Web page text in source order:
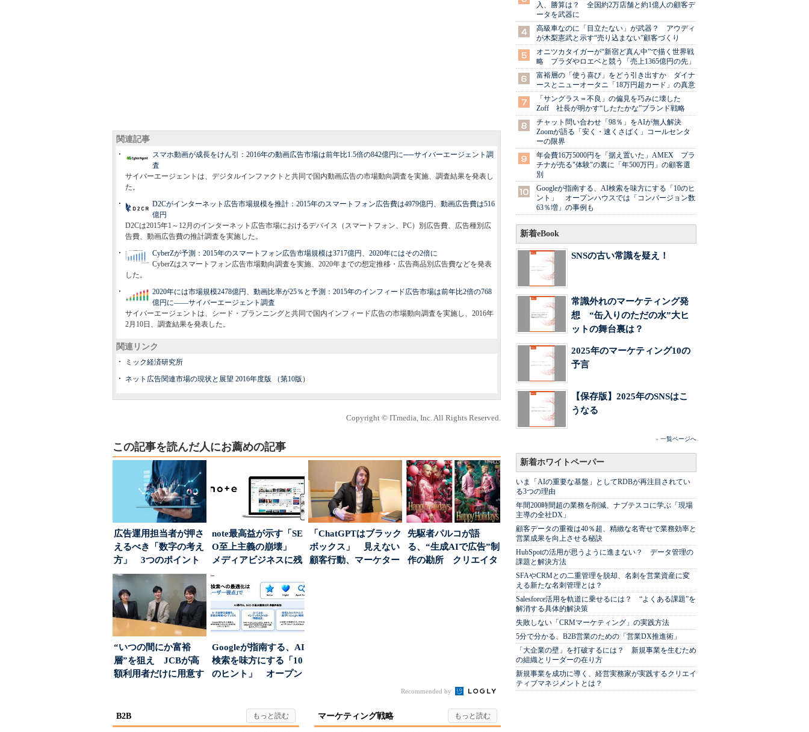
関連記事
スマホ動画が成長をけん引：2016年の動画広告市場は前年比1.5倍の842億円に──サイバーエージェント調
査
サイバーエージェントは、デジタルインファクトと共同で国内動画広告の市場動向調査を実施、調査結果を発表し
た。
D2Cがインターネット広告市場規模を推計：2015年のスマートフォン広告費は4979億円、動画広告費は516
億円
D2Cは2015年1～12月のインターネット広告市場におけるデバイス（スマートフォン、PC）別広告費、広告種別広
告費、動画広告費の推計調査を実施した。
CyberZが予測：2015年のスマートフォン広告市場規模は3717億円、2020年にはその2倍に
CyberZはスマートフォン広告市場動向調査を実施、2020年までの想定推移・広告商品別広告費などを発表
した。
2020年には市場規模2478億円、動画比率が25％と予測：2015年のインフィード広告市場は前年比2倍の768
億円に――サイバーエージェント調査
サイバーエージェントは、シード・プランニングと共同で国内インフィード広告の市場動向調査を実施し、2016年
2月10日、調査結果を発表した。
関連リンク
ミック経済研究所
ネット広告関連市場の現状と展望 2016年度版 （第10版）
Copyright © ITmedia, Inc. All Rights Reserved.
この記事を読んだ人にお薦めの記事
広告運用担当者が押さ
えるべき「数字の考え
方」 3つのポイント
とは
note最高益が示す「SE
O至上主義の崩壊」
メディアビジネスに残
された“勝ち筋...
「ChatGPTはブラック
ボックス」 見えない
顧客行動、マーケター
先駆者パルコが語
る、“生成AIで広告”制
作の勘所 クリエイタ
“いつの間にか富裕
層”を狙え JCBが高
額利用者だけに用意す
Googleが指南する、AI
検索を味方にする「10
のヒント」 オープン
Recommended by
B2B マーケティング戦略
入、勝算は？ 全国約2万店舗と約1億人の顧客デ
ータを武器に
高級車なのに「目立たない」が武器？ アウディ
が木梨憲武と示す“売り込まない”顧客づくり
オニツカタイガーが“新宿ど真ん中”で描く世界戦
略 プラダやロエベと競う「売上1365億円の先」
富裕層の「使う喜び」をどう引き出すか ダイナ
ースとニューオータニ「18万円超カード」の真意
「サングラス＝不良」の偏見を巧みに壊した
Zoff 社長が明かす“したたかな”ブランド戦略
チャット問い合わせ「98％」をAIが無人解決
Zoomが語る「安く・速くさばく」コールセンタ
ーの限界
年会費16万5000円を「据え置いた」AMEX プラ
チナが売る"体験"の裏に「年500万円」の顧客選
別
Googleが指南する、AI検索を味方にする「10のヒ
ント」 オープンハウスでは「コンバージョン数
63％増」の事例も
新着eBook
SNSの古い常識を疑え！
常識外れのマーケティング発
想 “缶入りのただの水”大ヒ
ットの舞台裏は？
2025年のマーケティング10の
予言
【保存版】2025年のSNSはこ
うなる
» 一覧ページへ
新着ホワイトペーパー
いま「AIの重要な基盤」としてRDBが再注目されてい
る3つの理由
年間200時間超の業務を削減、ナブテスコに学ぶ「現場
主導の全社DX」
顧客データの重複は40％超、精緻な名寄せで業務効率と
営業成果を向上させる秘訣
HubSpotの活用が思うように進まない？ データ管理の
課題と解決方法
SFAやCRMとの二重管理を脱却、名刺を営業資産に変
える新たな名刺管理とは？
Salesforce活用を軌道に乗せるには？ “よくある課題”を
解消する具体的解決策
失敗しない「CRMマーケティング」の実践方法
5分で分かる、B2B営業のための「営業DX推進術」
「大企業の壁」を打破するには？ 新規事業を生むため
の組織とリーダーの在り方
新規事業を成功に導く、経営実務家が実践するクリエイ
ティブマネジメントとは？